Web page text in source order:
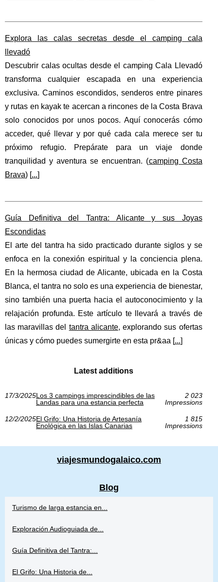
Explora las calas secretas desde el camping cala
llevadó
Descubrir calas ocultas desde el camping Cala Llevadó
transforma cualquier escapada en una experiencia
exclusiva. Caminos escondidos, senderos entre pinares
y rutas en kayak te acercan a rincones de la Costa Brava
solo conocidos por unos pocos. Aquí conocerás cómo
acceder, qué llevar y por qué cada cala merece ser tu
próximo refugio. Prepárate para un viaje donde
tranquilidad y aventura se encuentran. (camping Costa
Brava) [...]
Guía Definitiva del Tantra: Alicante y sus Joyas
Escondidas
El arte del tantra ha sido practicado durante siglos y se
enfoca en la conexión espiritual y la conciencia plena.
En la hermosa ciudad de Alicante, ubicada en la Costa
Blanca, el tantra no solo es una experiencia de bienestar,
sino también una puerta hacia el autoconocimiento y la
relajación profunda. Este artículo te llevará a través de
las maravillas del tantra alicante, explorando sus ofertas
únicas y cómo puedes sumergirte en esta pr&aa [...]
Latest additions
17/3/2025Los 3 campings imprescindibles de las
Landas para una estancia perfecta
2 023
Impressions
12/2/2025El Grifo: Una Historia de Artesanía
Enológica en las Islas Canarias
1 815
Impressions
viajesmundogalaico.com
Blog
Turismo de larga estancia en...
Exploración Audioguiada de...
Guía Definitiva del Tantra:...
El Grifo: Una Historia de...